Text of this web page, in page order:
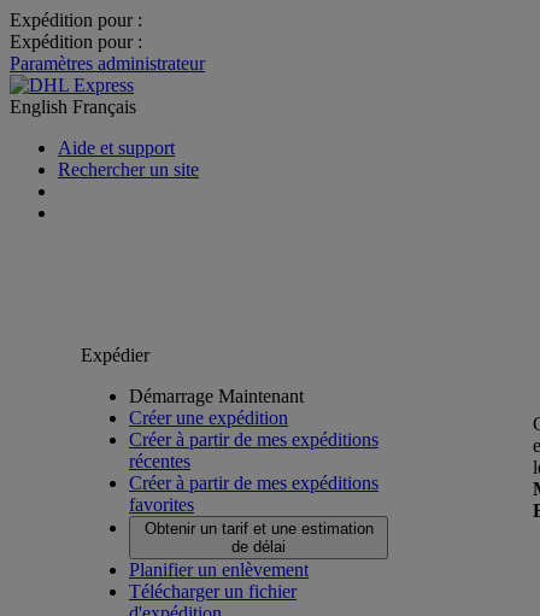
Expédition pour :
Expédition pour :
Paramètres administrateur
English Français
Aide et support
Rechercher un site
Expédier
Démarrage Maintenant
Créer une expédition
Créer à partir de mes expéditions
récentes
Créer à partir de mes expéditions
favorites
Obtenir un tarif et une estimation
de délai
Planifier un enlèvement
Télécharger un fichier